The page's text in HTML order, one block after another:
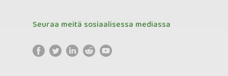
Seuraa meitä sosiaalisessa mediassa